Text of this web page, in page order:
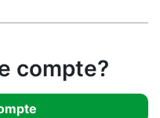
compte?